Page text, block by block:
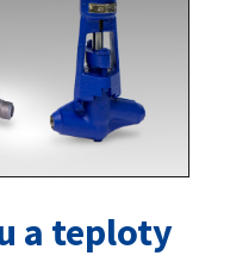
a teploty